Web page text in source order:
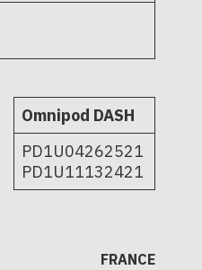
Omnipod DASH
PD1U04262521
PD1U11132421
FRANCE